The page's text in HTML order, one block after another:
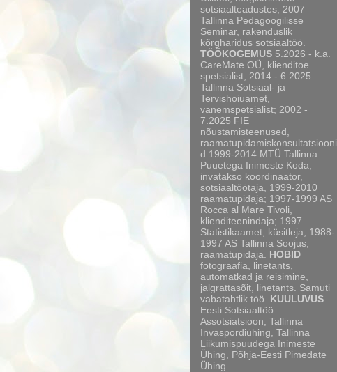
sotsiaalteadustes; 2007
Tallinna Pedagoogilisse
Seminar, rakenduslik
kõrgharidus sotsiaaltöö.
TÖÖKOGEMUS 5.2026 - k.a.
CareMate OÜ, klienditoe
spetsialist; 2014 - 6.2025
Tallinna Sotsiaal- ja
Tervishoiuamet,
vanemspetsialist; 2002 -
7.2025 FIE
nõustamisteenused,
raamatupidamiskonsultatsiooni
d.1999-2014 MTÜ Tallinna
Puuetega Inimeste Koda,
invatakso koordinaator,
sotsiaaltöötaja, 1999-2010
raamatupidaja; 1997-1999 AS
Rocca al Mare Tivoli,
klienditeenindaja; 1997
Statistikaamet, küsitleja; 1988-
1997 AS Tallinna Soojus,
raamatupidaja. HOBID
fotograafia, linetants,
automatkad ja reisimine,
jalgrattasõit, linetants. Samuti
vabatahtlik töö. KUULUVUS
Eesti Sotsiaaltöö
Assotsiatsioon, Tallinna
Invaspordiühing, Tallinna
Liikumispuudega Inimeste
Ühing, Põhja-Eesti Pimedate
Ühing.